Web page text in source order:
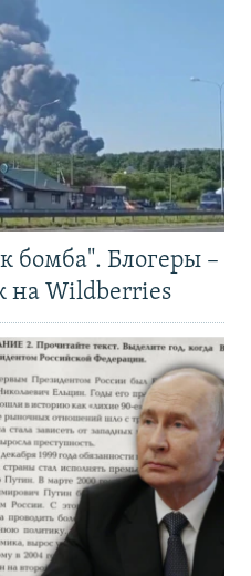
бомба". Блогеры –
на Wildberries